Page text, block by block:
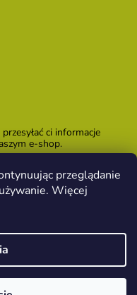
przeglądanie
Więcej
ci informacje
e-shop.
zwarunkami
PekneWeby